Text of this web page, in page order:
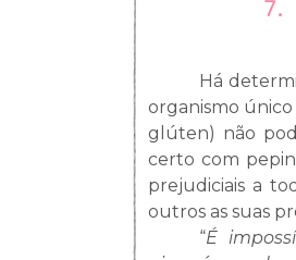
7.
Há
organismo
glúten) não
certo com
prejudiciais a
outros as suas
“É